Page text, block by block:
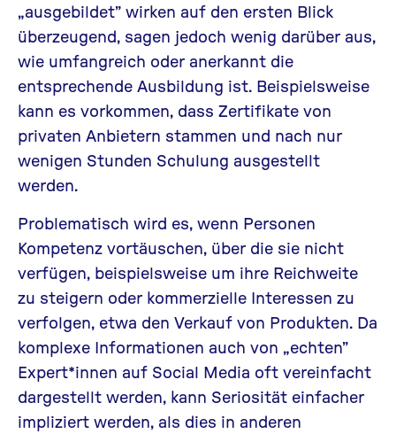
„ausgebildet” wirken auf den ersten Blick
überzeugend, sagen jedoch wenig darüber aus,
wie umfangreich oder anerkannt die
entsprechende Ausbildung ist. Beispielsweise
kann es vorkommen, dass Zertifikate von
privaten Anbietern stammen und nach nur
wenigen Stunden Schulung ausgestellt
werden.
Problematisch wird es, wenn Personen
Kompetenz vortäuschen, über die sie nicht
verfügen, beispielsweise um ihre Reichweite
zu steigern oder kommerzielle Interessen zu
verfolgen, etwa den Verkauf von Produkten. Da
komplexe Informationen auch von „echten”
Expert*innen auf Social Media oft vereinfacht
dargestellt werden, kann Seriosität einfacher
impliziert werden, als dies in anderen